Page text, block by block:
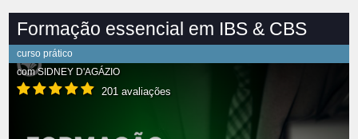
Formação essencial em IBS & CBS
curso prático
comSIDNEY D'AGÁZIO
201 avaliações